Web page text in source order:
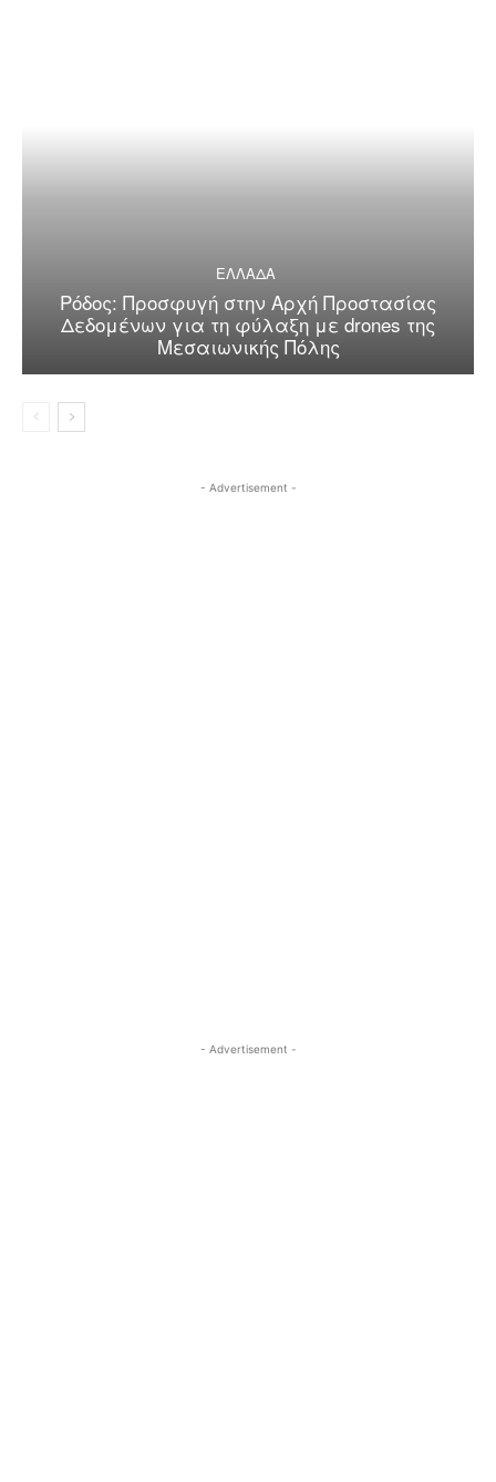
ΕΛΛΑΔΑ
Ρόδος: Προσφυγή στην Αρχή Προστασίας
Δεδομένων για τη φύλαξη με drones της
Μεσαιωνικής Πόλης
- Advertisement -
- Advertisement -